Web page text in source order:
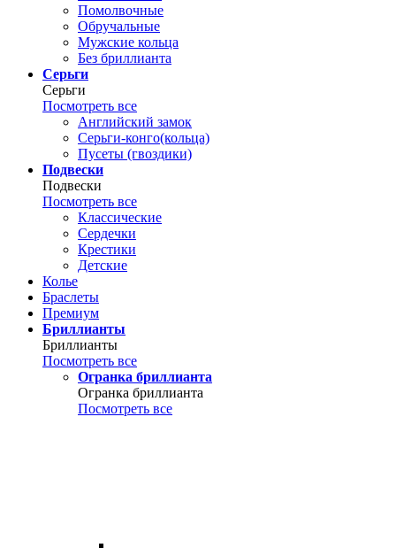
Помолвочные
Обручальные
Мужские кольца
Без бриллианта
Серьги
Серьги
Посмотреть все
Английский замок
Серьги-конго(кольца)
Пусеты (гвоздики)
Подвески
Подвески
Посмотреть все
Классические
Сердечки
Крестики
Детские
Колье
Браслеты
Премиум
Бриллианты
Бриллианты
Посмотреть все
Огранка бриллианта
Огранка бриллианта
Посмотреть все